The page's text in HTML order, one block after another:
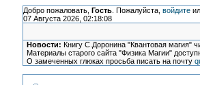
Добро пожаловать, Гость. Пожалуйста, войдите
07 Августа 2026, 02:18:08
Новости: Книгу С.Доронина "Квантовая магия"
Материалы старого сайта "Физика Магии"
О замеченных глюках просьба писать на почту